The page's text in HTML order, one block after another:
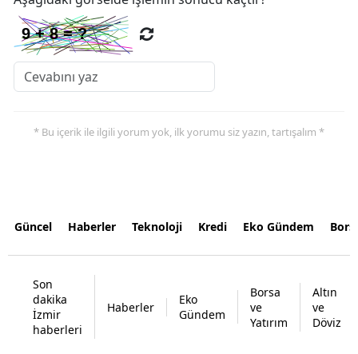
* Bu içerik ile ilgili yorum yok, ilk yorumu siz yazın, tartışalım *
Güncel Haberler Teknoloji Kredi Eko Gündem
Son
dakika
İzmir
haberleri
Haberler
Eko
Gündem
Borsa
ve
Yatırım
Altın
ve
Döviz